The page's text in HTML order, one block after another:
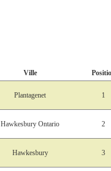
Ville
Plantagenet 1
Hawkesbury Ontario 2
Hawkesbury 3